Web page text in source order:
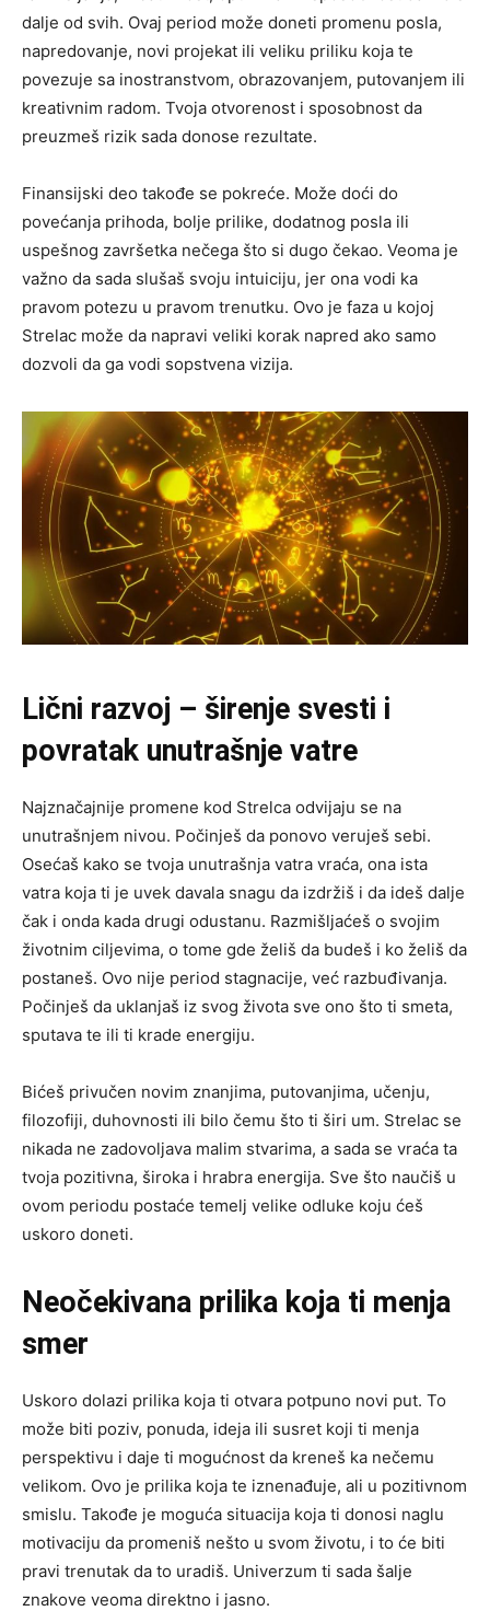
dalje od svih. Ovaj period može doneti promenu posla,
napredovanje, novi projekat ili veliku priliku koja te
povezuje sa inostranstvom, obrazovanjem, putovanjem ili
kreativnim radom. Tvoja otvorenost i sposobnost da
preuzmeš rizik sada donose rezultate.
Finansijski deo takođe se pokreće. Može doći do
povećanja prihoda, bolje prilike, dodatnog posla ili
uspešnog završetka nečega što si dugo čekao. Veoma je
važno da sada slušaš svoju intuiciju, jer ona vodi ka
pravom potezu u pravom trenutku. Ovo je faza u kojoj
Strelac može da napravi veliki korak napred ako samo
dozvoli da ga vodi sopstvena vizija.
Lični razvoj – širenje svesti i
povratak unutrašnje vatre
Najznačajnije promene kod Strelca odvijaju se na
unutrašnjem nivou. Počinješ da ponovo veruješ sebi.
Osećaš kako se tvoja unutrašnja vatra vraća, ona ista
vatra koja ti je uvek davala snagu da izdržiš i da ideš dalje
čak i onda kada drugi odustanu. Razmišljaćeš o svojim
životnim ciljevima, o tome gde želiš da budeš i ko želiš da
postaneš. Ovo nije period stagnacije, već razbuđivanja.
Počinješ da uklanjaš iz svog života sve ono što ti smeta,
sputava te ili ti krade energiju.
Bićeš privučen novim znanjima, putovanjima, učenju,
filozofiji, duhovnosti ili bilo čemu što ti širi um. Strelac se
nikada ne zadovoljava malim stvarima, a sada se vraća ta
tvoja pozitivna, široka i hrabra energija. Sve što naučiš u
ovom periodu postaće temelj velike odluke koju ćeš
uskoro doneti.
Neočekivana prilika koja ti menja
smer
Uskoro dolazi prilika koja ti otvara potpuno novi put. To
može biti poziv, ponuda, ideja ili susret koji ti menja
perspektivu i daje ti mogućnost da kreneš ka nečemu
velikom. Ovo je prilika koja te iznenađuje, ali u pozitivnom
smislu. Takođe je moguća situacija koja ti donosi naglu
motivaciju da promeniš nešto u svom životu, i to će biti
pravi trenutak da to uradiš. Univerzum ti sada šalje
znakove veoma direktno i jasno.